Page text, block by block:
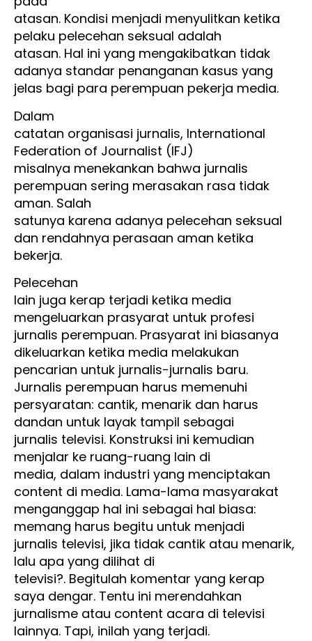
atasan. Kondisi menjadi menyulitkan ketika
pelaku pelecehan seksual adalah
atasan. Hal ini yang mengakibatkan tidak
adanya standar penanganan kasus yang
jelas bagi para perempuan pekerja media.
Dalam
catatan organisasi jurnalis, International
Federation of Journalist (IFJ)
misalnya menekankan bahwa jurnalis
perempuan sering merasakan rasa tidak
aman. Salah
satunya karena adanya pelecehan seksual
dan rendahnya perasaan aman ketika
bekerja.
Pelecehan
lain juga kerap terjadi ketika media
mengeluarkan prasyarat untuk profesi
jurnalis perempuan. Prasyarat ini biasanya
dikeluarkan ketika media melakukan
pencarian untuk jurnalis-jurnalis baru.
Jurnalis perempuan harus memenuhi
persyaratan: cantik, menarik dan harus
dandan untuk layak tampil sebagai
jurnalis televisi. Konstruksi ini kemudian
menjalar ke ruang-ruang lain di
media, dalam industri yang menciptakan
content di media. Lama-lama masyarakat
menganggap hal ini sebagai hal biasa:
memang harus begitu untuk menjadi
jurnalis televisi, jika tidak cantik atau menarik,
lalu apa yang dilihat di
televisi?. Begitulah komentar yang kerap
saya dengar. Tentu ini merendahkan
jurnalisme atau content acara di televisi
lainnya. Tapi, inilah yang terjadi.